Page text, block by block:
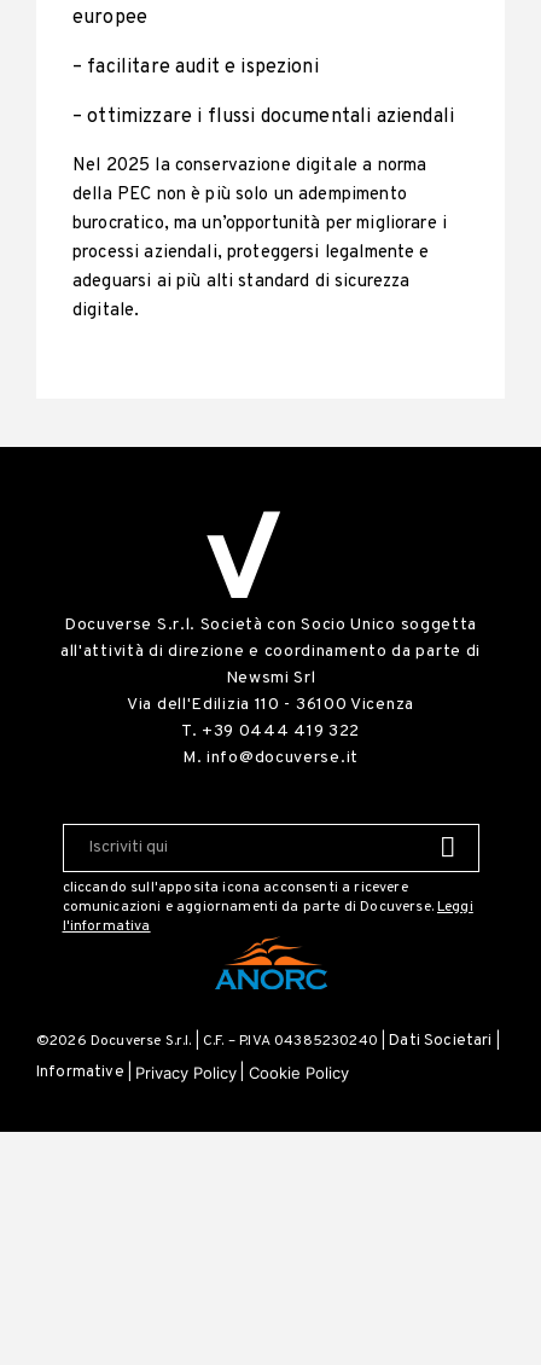
europee
– facilitare audit e ispezioni
– ottimizzare i flussi documentali aziendali
Nel 2025 la conservazione digitale a norma
della PEC non è più solo un adempimento
burocratico, ma un’opportunità per migliorare i
processi aziendali, proteggersi legalmente e
adeguarsi ai più alti standard di sicurezza
digitale.
Docuverse S.r.l. Società con Socio Unico soggetta
all'attività di direzione e coordinamento da parte di
Newsmi Srl
Via dell'Edilizia 110 - 36100 Vicenza
T. +39 0444 419 322
M.info@docuverse.it
cliccando sull'apposita icona acconsenti a ricevere
comunicazioni e aggiornamenti da parte di Docuverse.Leggi
l'informativa
©2026 Docuverse S.r.l. | C.F. – P.IVA 04385230240 |Dati Societari
Informative
Privacy Policy Cookie Policy